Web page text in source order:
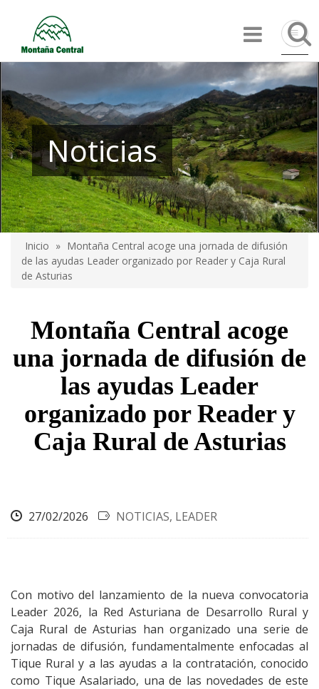
contenido
principal
Noticias
Sobrescribir
enlaces
de
ayuda
a
navegación
Inicio
Montaña Central acoge una jornada de difusión
de las ayudas Leader organizado por Reader y Caja Rural
de Asturias
Montaña Central acoge
una jornada de difusión de
las ayudas Leader
organizado por Reader y
Caja Rural de Asturias
27/02/2026 NOTICIAS, LEADER
Con motivo del lanzamiento de la nueva convocatoria
Leader 2026, la Red Asturiana de Desarrollo Rural y
Caja Rural de Asturias han organizado una serie de
jornadas de difusión, fundamentalmente enfocadas al
Tique Rural y a las ayudas a la contratación, conocido
como Tique Asalariado, una de las novedades de este